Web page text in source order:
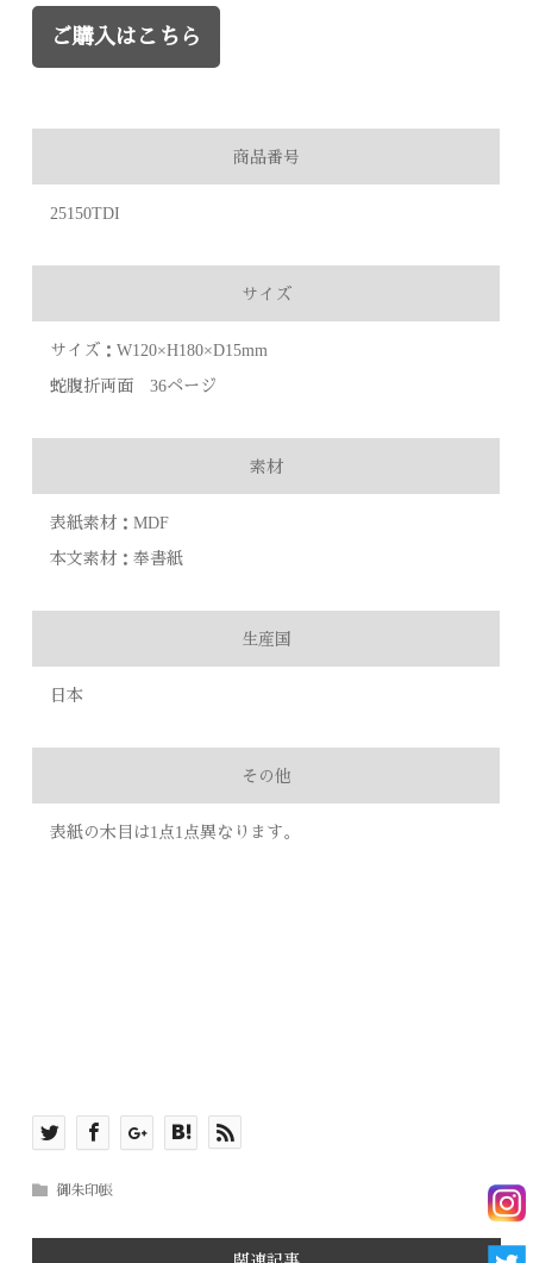
ご購入はこちら
商品番号
25150TDI
サイズ
サイズ：W120×H180×D15mm
蛇腹折両面 36ページ
素材
表紙素材：MDF
本文素材：奉書紙
生産国
日本
その他
表紙の木目は1点1点異なります。
御朱印帳